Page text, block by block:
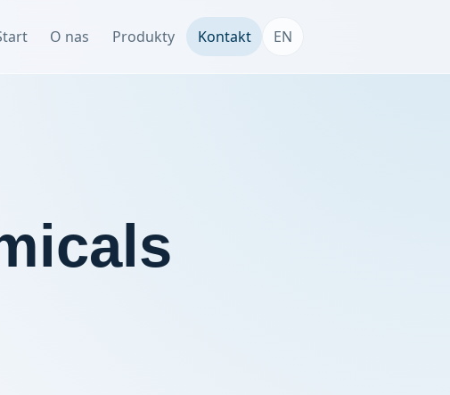
O nas Produkty Kontakt EN